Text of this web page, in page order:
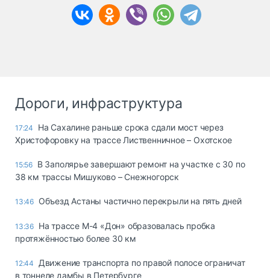
Дороги, инфраструктура
17:24
На Сахалине раньше срока сдали мост через
Христофоровку на трассе Лиственничное – Охотское
15:56 В Заполярье завершают ремонт на участке с 30 по
38 км трассы Мишуково – Снежногорск
13:46 Объезд Астаны частично перекрыли на пять дней
13:36 На трассе М-4 «Дон» образовалась пробка
протяжённостью более 30 км
12:44
Движение транспорта по правой полосе ограничат
в тоннеле дамбы в Петербурге